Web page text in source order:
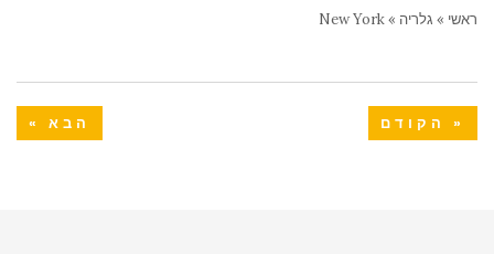
ראשי » גלריה »
New York
« הקודם הבא »